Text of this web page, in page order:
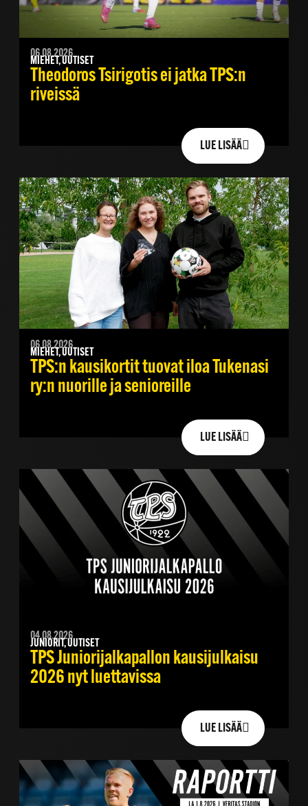
06.08.2026
MIEHET, UUTISET
Theodoros Tsirigotis ei jatka TPS:n
riveissä
LUE LISÄÄ
06.08.2026
MIEHET, UUTISET
TPS:n kausikortit tuovat iloa Tukenasi
ry:n nuorille ja senioreille
LUE LISÄÄ
04.08.2026
JUNIORIT, UUTISET
TPS Juniorijalkapallon kausijulkaisu
2026 nyt luettavissa
LUE LISÄÄ